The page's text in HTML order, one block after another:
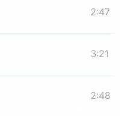
2:47
3:21
2:48